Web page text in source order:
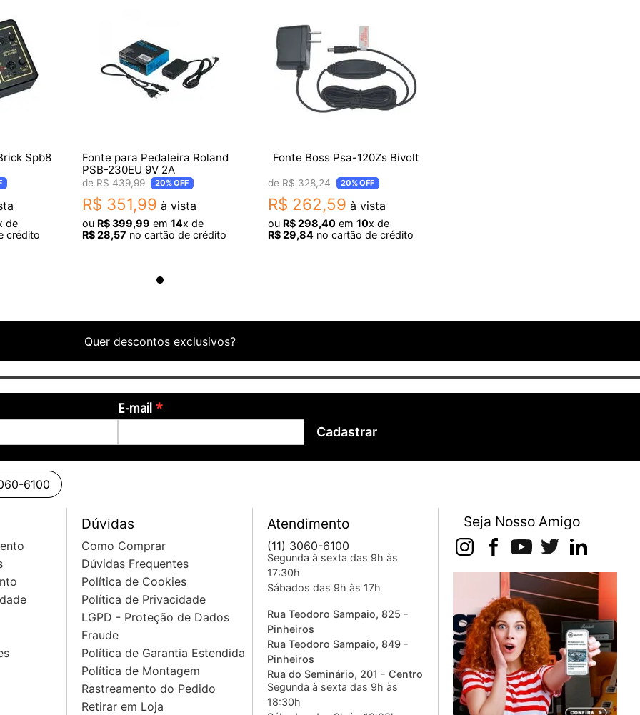
Spb8
de
crédito
Fonte para Pedaleira Roland
PSB-230EU 9V 2A
R$ 439,99 20%OFF
R$ 351,99 à vista
ou R$399,99 em 14x de
R$28,57 no cartão de crédito
Fonte Boss Psa-120Zs Bivolt
R$ 328,24 20%OFF
R$ 262,59 à vista
ou R$298,40 em 10x de
R$29,84 no cartão de crédito
Quer descontos exclusivos?
E-mail
Cadastrar
6100
Dúvidas
Como Comprar
Dúvidas Frequentes
Política de Cookies
Política de Privacidade
LGPD - Proteção de Dados
Fraude
Política de Garantia Estendida
Política de Montagem
Rastreamento do Pedido
Retirar em Loja
Atendimento
(11) 3060-6100
Segunda à sexta das 9h às
17:30h
Sábados das 9h às 17h
Rua Teodoro Sampaio, 825 -
Pinheiros
Rua Teodoro Sampaio, 849 -
Pinheiros
Rua do Seminário, 201 - Centro
Segunda à sexta das 9h às
18:30h
Seja Nosso Amigo